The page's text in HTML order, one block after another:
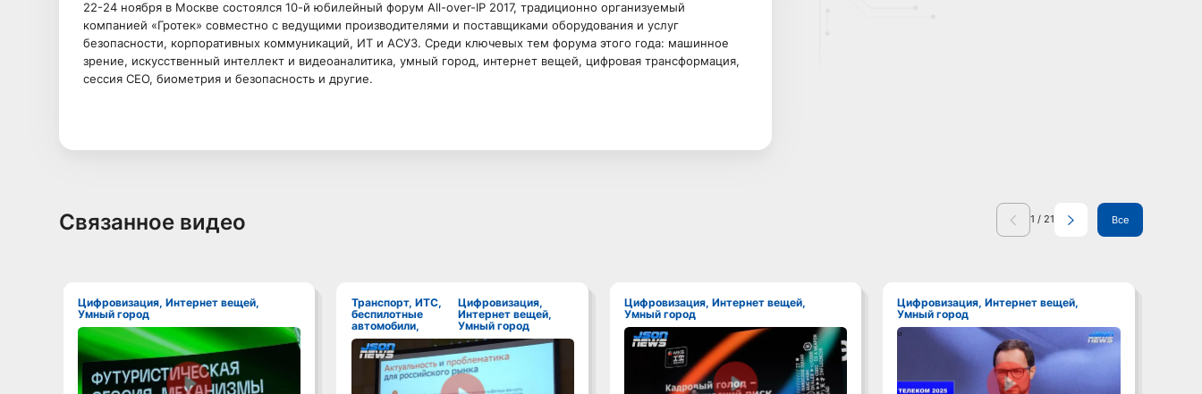
22-24 ноября в Москве состоялся 10-й юбилейный форум All-over-IP 2017, традиционно организуемый
компанией «Гротек» совместно с ведущими производителями и поставщиками оборудования и услуг
безопасности, корпоративных коммуникаций, ИТ и АСУЗ. Среди ключевых тем форума этого года: машинное
зрение, искусственный интеллект и видеоаналитика, умный город, интернет вещей, цифровая трансформация,
сессия CEO, биометрия и безопасность и другие.
Связанное видео 1 / 21 Все
Цифровизация, Интернет вещей,
Умный город
Транспорт, ИТС,
беспилотные
автомобили,
Цифровизация,
Интернет вещей,
Умный город
Цифровизация, Интернет вещей,
Умный город
Цифровизация, Интернет вещей,
Умный город